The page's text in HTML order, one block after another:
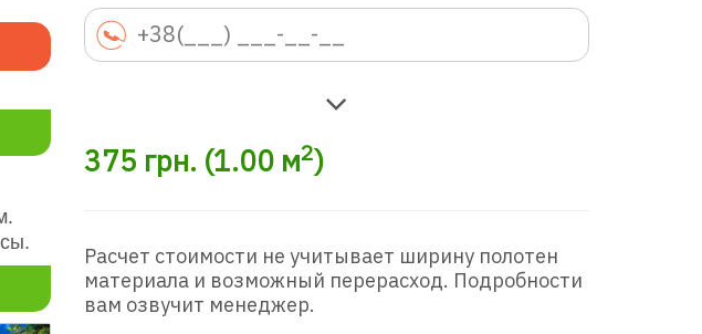
375 грн. (1.00м2)
Расчет стоимости не учитывает ширину полотен
материала и возможный перерасход. Подробности
вам озвучит менеджер.